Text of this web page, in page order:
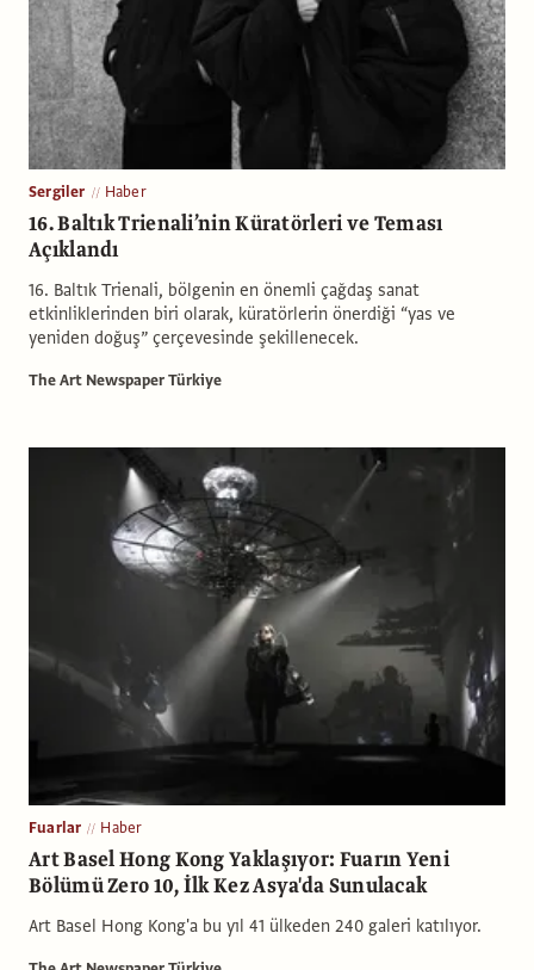
Sergiler Haber
16. Baltık Trienali’nin Küratörleri ve Teması
Açıklandı
16. Baltık Trienali, bölgenin en önemli çağdaş sanat
etkinliklerinden biri olarak, küratörlerin önerdiği “yas ve
yeniden doğuş” çerçevesinde şekillenecek.
The Art Newspaper Türkiye
Fuarlar Haber
Art Basel Hong Kong Yaklaşıyor: Fuarın Yeni
Bölümü Zero 10, İlk Kez Asya'da Sunulacak
Art Basel Hong Kong'a bu yıl 41 ülkeden 240 galeri katılıyor.